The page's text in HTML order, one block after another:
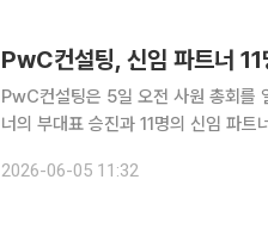
PwC컨설팅, 신임 파트너
PwC컨설팅은 5일 오전 사원 총회를
너의 부대표 승진과 11명의 신임 파
2026-06-05 11:32